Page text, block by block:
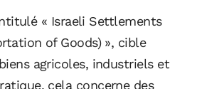
« Israeli Settlements
of Goods) », cible
agricoles, industriels et
cela concerne des